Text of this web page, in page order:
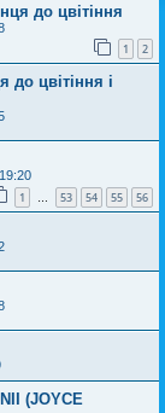
до цвітіння
1 2
до цвітіння і
1 … 53 54 55 56
(JOYCE